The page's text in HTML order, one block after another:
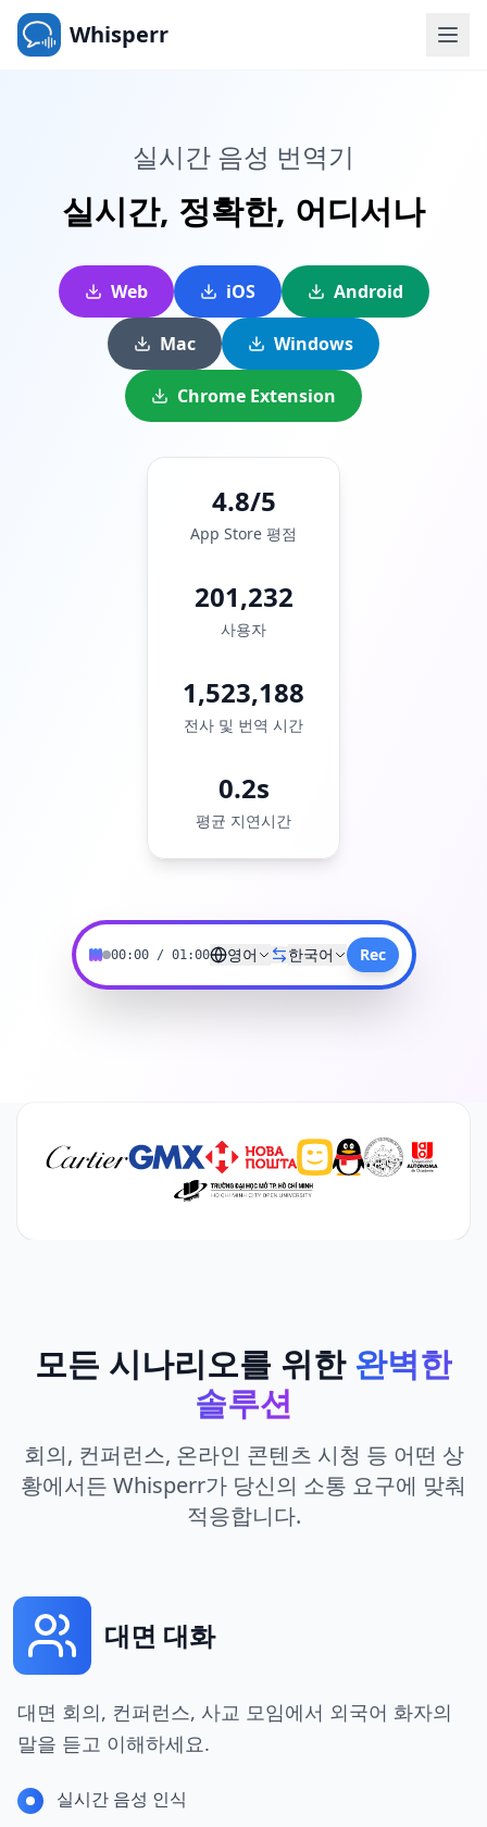
Whisperr
실시간 음성 번역기
실시간, 정확한, 어디서나
Web iOS Android
Mac Windows
Chrome Extension
4.8/5
App Store 평점
201,232
사용자
1,523,188
전사 및 번역 시간
0.2s
평균 지연시간
00:00/ 01:00 영어 한국어 Rec
모든 시나리오를 위한 완벽한
솔루션
회의, 컨퍼런스, 온라인 콘텐츠 시청 등 어떤 상
황에서든 Whisperr가 당신의 소통 요구에 맞춰
적응합니다.
대면 대화
대면 회의, 컨퍼런스, 사교 모임에서 외국어 화자의
말을 듣고 이해하세요.
실시간 음성 인식